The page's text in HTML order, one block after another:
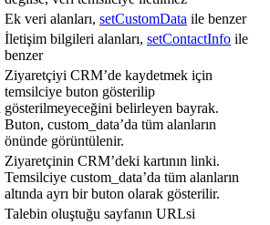
Ek veri alanları, setCustomData ile benzer
İletişim bilgileri alanları, setContactInfo ile
benzer
Ziyaretçiyi CRM’de kaydetmek için
temsilciye buton gösterilip
gösterilmeyeceğini belirleyen bayrak.
Buton, custom_data’da tüm alanların
önünde görüntülenir.
Ziyaretçinin CRM’deki kartının linki.
Temsilciye custom_data’da tüm alanların
altında ayrı bir buton olarak gösterilir.
Talebin oluştuğu sayfanın URLsi